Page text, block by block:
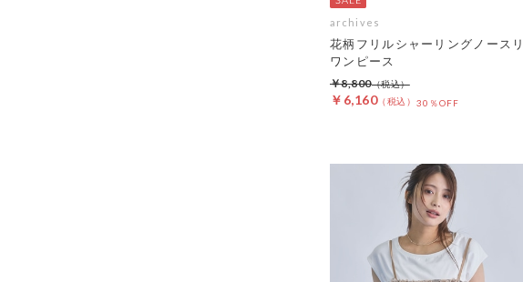
archives
花柄フリルシャーリングノースリ
ワンピース
￥6,160 30％OFF
￥8,800